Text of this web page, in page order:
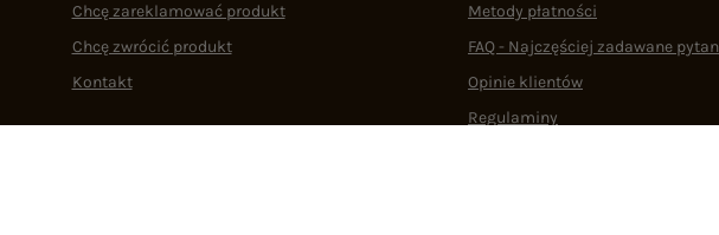
Chcę zareklamować produkt
Chcę zwrócić produkt
Kontakt
Metody płatności
FAQ - Najczęściej zadawane
Opinie klientów
Regulaminy